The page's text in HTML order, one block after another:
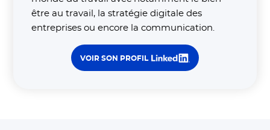
être au travail, la stratégie digitale des
entreprises ou encore la communication.
VOIR SON PROFIL